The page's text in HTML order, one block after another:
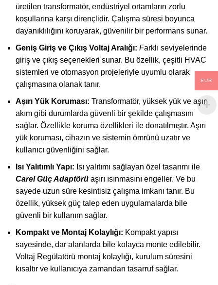
üretilen transformatör, endüstriyel ortamların zorlu
koşullarına karşı dirençlidir. Çalışma süresi boyunca
dayanıklılığını koruyarak, güvenilir bir performans sunar.
Geniş Giriş ve Çıkış Voltaj Aralığı: Farklı seviyelerinde
giriş ve çıkış seçenekleri sunar. Bu özellik, çeşitli HVAC
sistemleri ve otomasyon projeleriyle uyumlu olarak
çalışmasına olanak tanır.
Aşırı Yük Koruması: Transformatör, yüksek yük ve aşırı
akım gibi durumlarda güvenli bir şekilde çalışmasını
sağlar. Özellikle koruma özellikleri ile donatılmıştır. Aşırı
yük koruması, cihazın ve sistemin ömrünü uzatır ve
kullanıcı güvenliğini sağlar.
Isı Yalıtımlı Yapı: Isı yalıtımı sağlayan özel tasarımı ile
Carel Güç Adaptörü aşırı ısınmasını engeller. Ve bu
sayede uzun süre kesintisiz çalışma imkanı tanır. Bu
özellik, yüksek güç talep eden uygulamalarda bile
güvenli bir kullanım sağlar.
Kompakt ve Montaj Kolaylığı: Kompakt yapısı
sayesinde, dar alanlarda bile kolayca monte edilebilir.
Voltaj Regülatörü montaj kolaylığı, kurulum süresini
kısaltır ve kullanıcıya zamandan tasarruf sağlar.
EUR